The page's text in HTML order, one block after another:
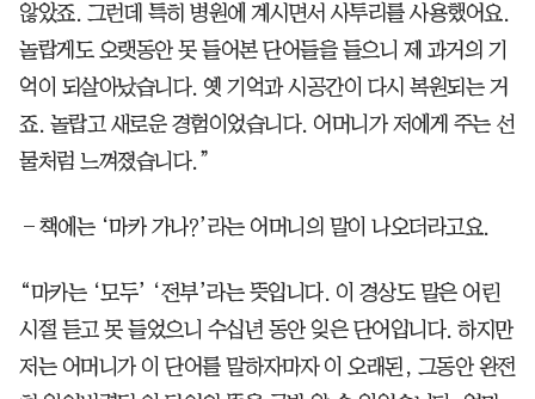
않았죠. 그런데 특히 병원에 계시면서 사투리를 사용했어요.
놀랍게도 오랫동안 못 들어본 단어들을 들으니 제 과거의 기
억이 되살아났습니다. 옛 기억과 시공간이 다시 복원되는 거
죠. 놀랍고 새로운 경험이었습니다. 어머니가 저에게 주는 선
물처럼 느껴졌습니다.”
―책에는 ‘마카 가나?’라는 어머니의 말이 나오더라고요.
“마카는 ‘모두’ ‘전부’라는 뜻입니다. 이 경상도 말은 어린
시절 듣고 못 들었으니 수십년 동안 잊은 단어입니다. 하지만
저는 어머니가 이 단어를 말하자마자 이 오래된, 그동안 완전